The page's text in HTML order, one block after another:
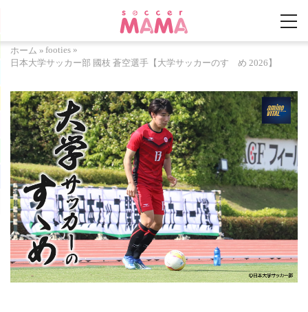
ホーム » footies »
日本大学サッカー部 國枝 蒼空選手【大学サッカーのすゝめ 2026】